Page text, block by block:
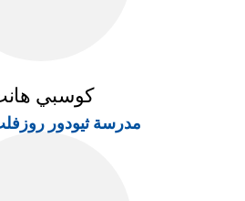
كوسبي
مدرسة ثيودور روزفلت